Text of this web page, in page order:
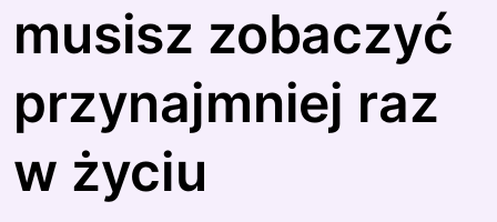
musisz zobaczyć
przynajmniej raz
w życiu